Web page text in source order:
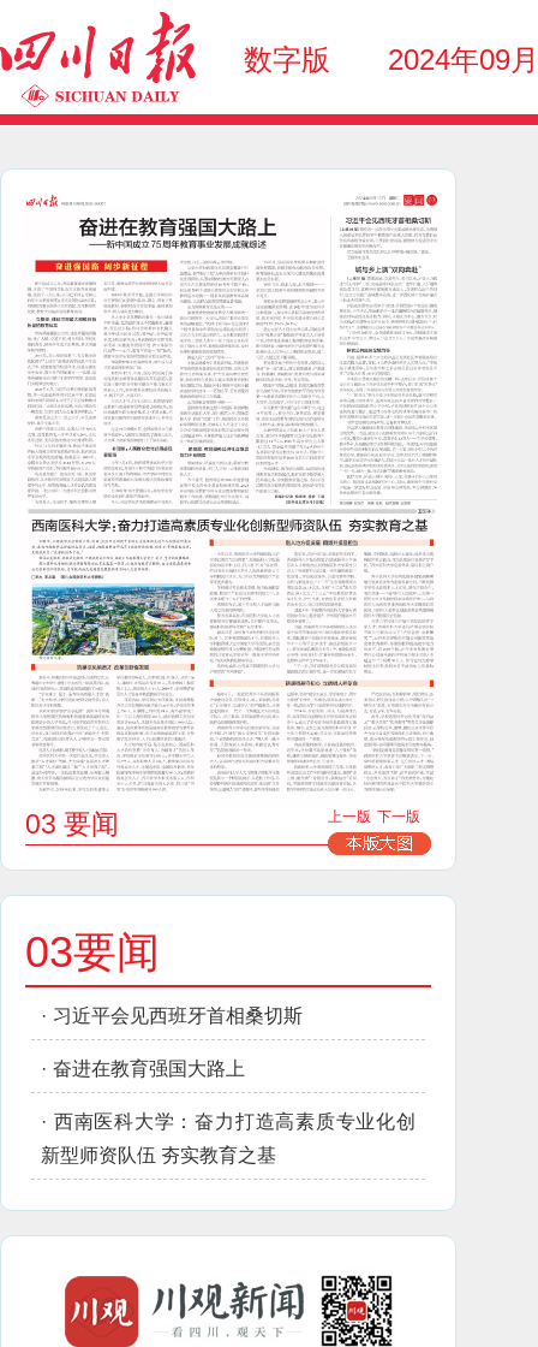
数字版 2024年09
03 要闻 上一版 下一版
03要闻
· 习近平会见西班牙首相桑切斯
· 奋进在教育强国大路上
· 西南医科大学：奋力打造高素质专业化创
新型师资队伍 夯实教育之基